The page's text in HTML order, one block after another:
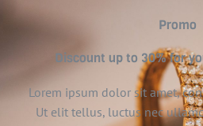
Promo
Discount up to 30% for
Lorem ipsum dolor sit amet,
Ut elit tellus, luctus nec